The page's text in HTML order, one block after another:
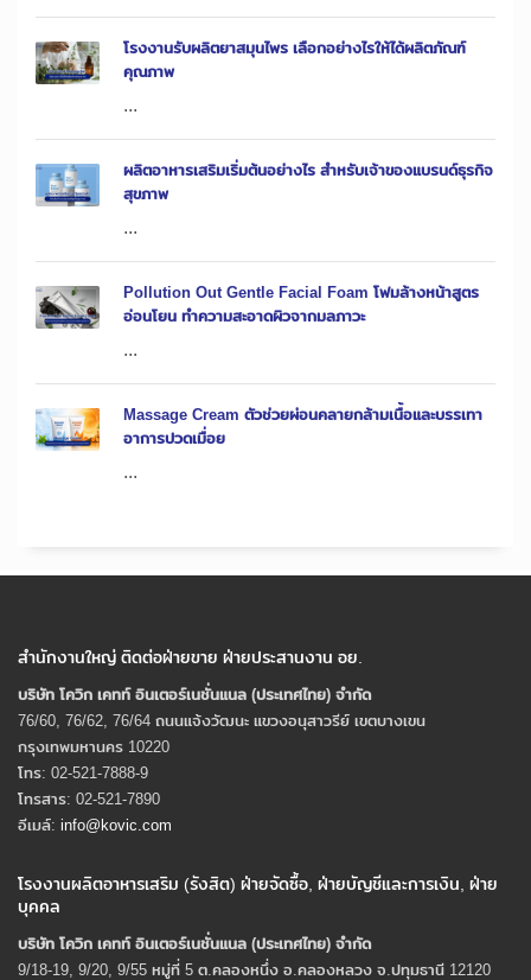
โรงงานรับผลิตยาสมุนไพร เลือกอย่างไรให้ได้ผลิตภัณฑ์
คุณภาพ
...
ผลิตอาหารเสริมเริ่มต้นอย่างไร สำหรับเจ้าของแบรนด์ธุรกิจ
สุขภาพ
...
Pollution Out Gentle Facial Foam โฟมล้างหน้าสูตร
อ่อนโยน ทำความสะอาดผิวจากมลภาวะ
...
Massage Cream ตัวช่วยผ่อนคลายกล้ามเนื้อและบรรเทา
อาการปวดเมื่อย
...
สำนักงานใหญ่ ติดต่อฝ่ายขาย ฝ่ายประสานงาน อย.
บริษัท โควิก เคทท์ อินเตอร์เนชั่นแนล (ประเทศไทย) จํากัด
76/60, 76/62, 76/64 ถนนแจ้งวัฒนะ แขวงอนุสาวรีย์ เขตบางเขน
กรุงเทพมหานคร 10220
โทร: 02-521-7888-9
โทรสาร: 02-521-7890
อีเมล์: info@kovic.com
โรงงานผลิตอาหารเสริม (รังสิต) ฝ่ายจัดซื้อ, ฝ่ายบัญชีและการเงิน, ฝ่าย
บุคคล
บริษัท โควิก เคทท์ อินเตอร์เนชั่นแนล (ประเทศไทย) จํากัด
9/18-19, 9/20, 9/55 หมู่ที่ 5 ต.คลองหนึ่ง อ.คลองหลวง จ.ปทุมธานี 12120